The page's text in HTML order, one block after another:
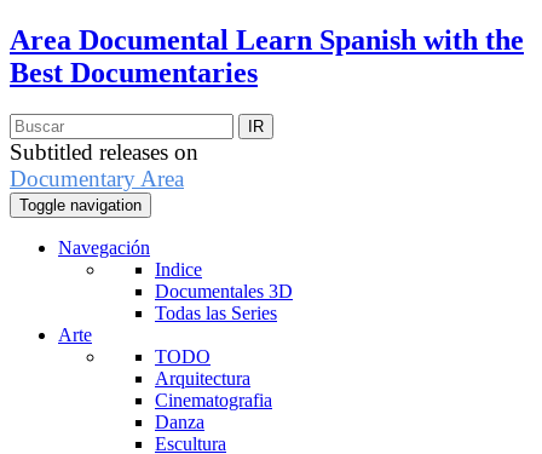
Area Documental Learn Spanish with the
Best Documentaries
Subtitled releases on
Documentary Area
Toggle navigation
Navegación
Indice
Documentales 3D
Todas las Series
Arte
TODO
Arquitectura
Cinematografia
Danza
Escultura